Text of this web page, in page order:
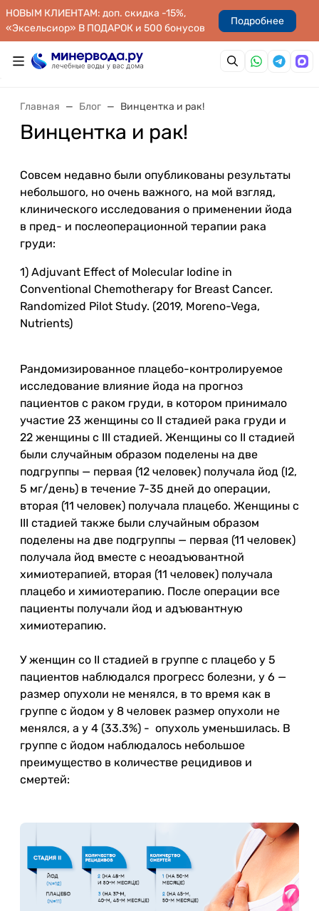
НОВЫМ КЛИЕНТАМ: доп. скидка -15%,
«Эксельсиор» В ПОДАРОК и 500 бонусов
Подробнее
Главная Блог Винцентка и рак!
Винцентка и рак!
Совсем недавно были опубликованы результаты
небольшого, но очень важного, на мой взгляд,
клинического исследования о применении йода
в пред- и послеоперационной терапии рака
груди:
1) Adjuvant Effect of Molecular Iodine in
Conventional Chemotherapy for Breast Cancer.
Randomized Pilot Study. (2019, Moreno-Vega,
Nutrients)
Рандомизированное плацебо-контролируемое
исследование влияние йода на прогноз
пациентов с раком груди, в котором принимало
участие 23 женщины со II стадией рака груди и
22 женщины с III стадией. Женщины со II стадией
были случайным образом поделены на две
подгруппы — первая (12 человек) получала йод (I2,
5 мг/день) в течение 7-35 дней до операции,
вторая (11 человек) получала плацебо. Женщины с
III стадией также были случайным образом
поделены на две подгруппы — первая (11 человек)
получала йод вместе с неоадъювантной
химиотерапией, вторая (11 человек) получала
плацебо и химиотерапию. После операции все
пациенты получали йод и адъювантную
химиотерапию.
У женщин со II стадией в группе с плацебо у 5
пациентов наблюдался прогресс болезни, у 6 —
размер опухоли не менялся, в то время как в
группе с йодом у 8 человек размер опухоли не
менялся, а у 4 (33.3%) - опухоль уменьшилась. В
группе с йодом наблюдалось небольшое
преимущество в количестве рецидивов и
смертей: